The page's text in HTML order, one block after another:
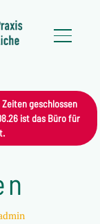
geschlossen
ist das Büro für